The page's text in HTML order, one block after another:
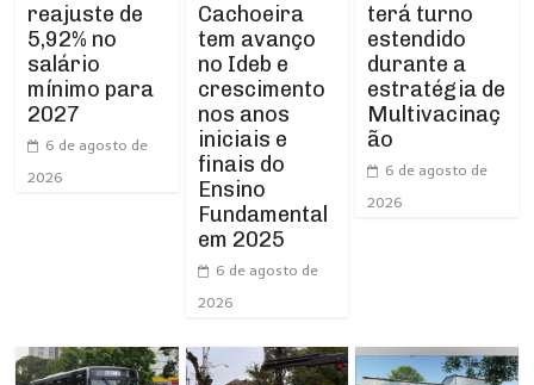
reajuste de
5,92% no
salário
mínimo para
2027
6 de agosto de
2026
Cachoeira
tem avanço
no Ideb e
crescimento
nos anos
iniciais e
finais do
Ensino
Fundamental
em 2025
6 de agosto de
2026
terá turno
estendido
durante a
estratégia de
Multivacinaç
ão
6 de agosto de
2026